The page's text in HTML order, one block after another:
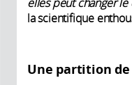
la scientifique
Une partition de